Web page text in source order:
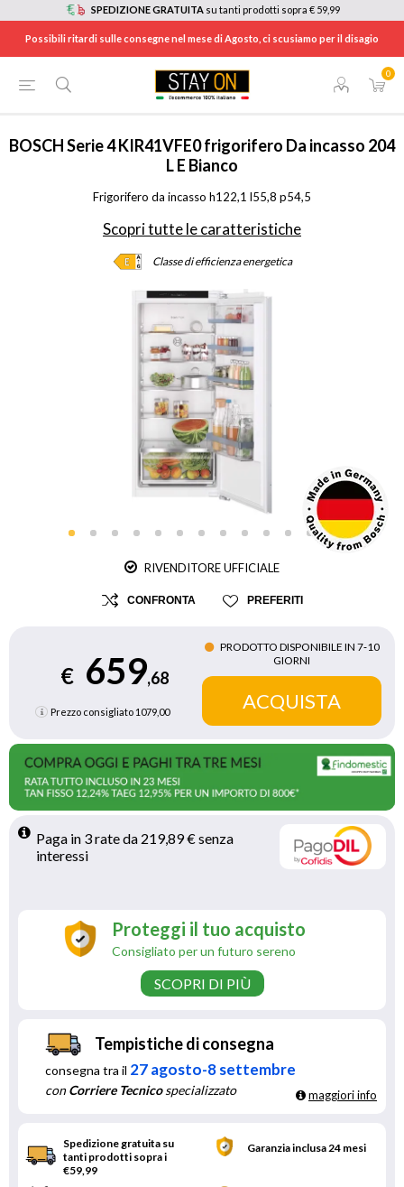
SPEDIZIONE GRATUITA su tanti prodotti sopra € 59,99
Possibili ritardi sulle consegne nel mese di Agosto, ci scusiamo per il disagio
0
ELETTRODOMESTICI / ELETTRODOMESTICI DA INCASSO
BOSCHSerie 4 KIR41VFE0 frigorifero Da incasso 204
L E Bianco
Frigorifero da incasso h122,1 l55,8 p54,5
Scopri tutte le caratteristiche
Classe di efficienza energetica
RIVENDITORE UFFICIALE
CONFRONTA PREFERITI
€ 659,68
Prezzo consigliato 1079,00
PRODOTTO DISPONIBILE IN 7‑10
GIORNI
Paga in 3 rate da 219,89 € senza
interessi
Proteggi il tuo acquisto
Consigliato per un futuro sereno
SCOPRI DI PIÙ
Tempistiche di consegna
consegna tra il 27 agosto-8 settembre
conCorriere Tecnicospecializzato maggiori info
Spedizione gratuita su
tanti prodotti sopra i
€59,99
Garanzia inclusa 24 mesi